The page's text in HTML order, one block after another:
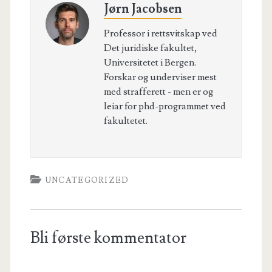
Jørn Jacobsen
Professor i rettsvitskap ved
Det juridiske fakultet,
Universitetet i Bergen.
Forskar og underviser mest
med strafferett - men er og
leiar for phd-programmet ved
fakultetet.
UNCATEGORIZED
Bli første kommentator